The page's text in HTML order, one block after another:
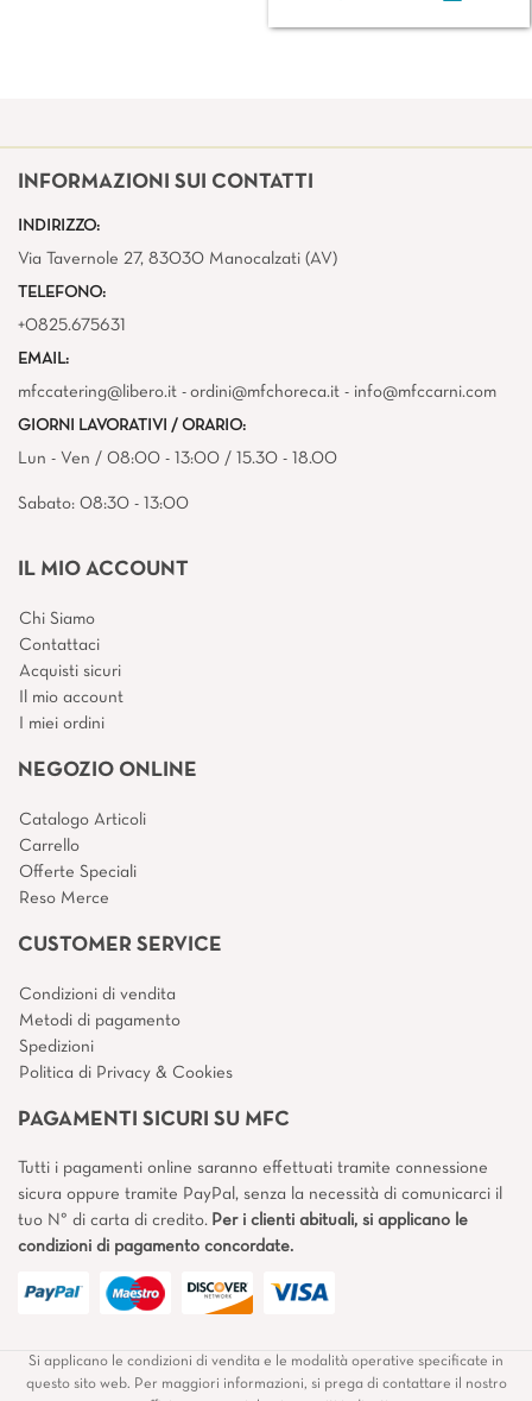
INFORMAZIONI SUI CONTATTI
INDIRIZZO:
Via Tavernole 27, 83030 Manocalzati (AV)
TELEFONO:
+0825.675631
EMAIL:
mfccatering@libero.it - ordini@mfchoreca.it - info@mfccarni.com
GIORNI LAVORATIVI / ORARIO:
Lun - Ven / 08:00 - 13:00 / 15.30 - 18.00
Sabato: 08:30 - 13:00
IL MIO ACCOUNT
Chi Siamo
Contattaci
Acquisti sicuri
Il mio account
I miei ordini
NEGOZIO ONLINE
Catalogo Articoli
Carrello
Offerte Speciali
Reso Merce
CUSTOMER SERVICE
Condizioni di vendita
Metodi di pagamento
Spedizioni
Politica di Privacy & Cookies
PAGAMENTI SICURI SU MFC
Tutti i pagamenti online saranno effettuati tramite connessione
sicura oppure tramite PayPal, senza la necessità di comunicarci il
tuo N° di carta di credito. Per i clienti abituali, si applicano le
condizioni di pagamento concordate.
Si applicano le condizioni di vendita e le modalità operative specificate in
questo sito web. Per maggiori informazioni, si prega di contattare il nostro